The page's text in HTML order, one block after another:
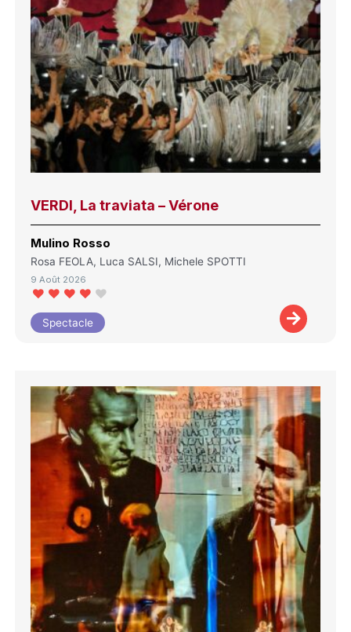
VERDI, La traviata – Vérone
Mulino Rosso
Rosa FEOLA, Luca SALSI, Michele SPOTTI
9 Août 2026
Spectacle